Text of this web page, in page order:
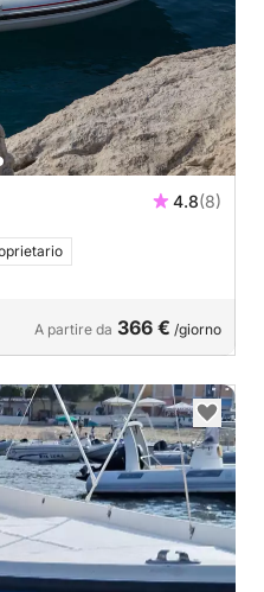
4.8(8)
A partire da 366 € /giorno